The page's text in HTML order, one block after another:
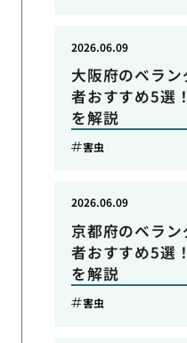
大阪府のベラ
者おすすめ5選
を解説
2026.06.09
害虫
京都府のベラ
者おすすめ5選
を解説
2026.06.09
害虫